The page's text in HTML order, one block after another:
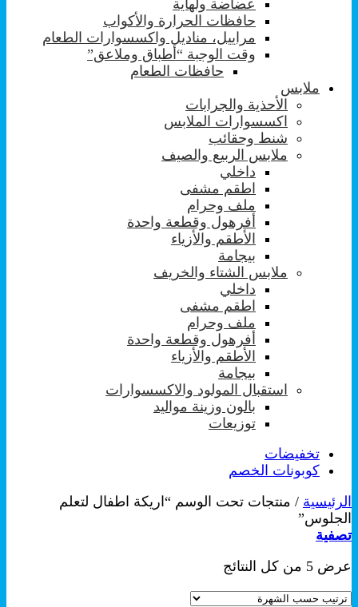
عضاضة ولهاية
حافظات الحرارة والأكواب
مراييل، مناديل واكسسوارات الطعام
وقت الوجبة “أطباق وملاعق”
حافظات الطعام
ملابس
الأحذية والجرابات
اكسسوارات الملابس
شنط وحقائب
ملابس الربيع والصيف
داخلي
اطقم مشفى
ملف وحرام
أفرهول وقطعة واحدة
الأطقم والأزياء
بيجامة
ملابس الشتاء والخريف
داخلي
اطقم مشفى
ملف وحرام
أفرهول وقطعة واحدة
الأطقم والأزياء
بيجامة
استقبال المولود والاكسسوارات
بالون وزينة مواليد
توزيعات
تخفيضات
كوبونات الخصم
الرئيسية / منتجات تحت الوسم “اريكة اطفال لتعلم
الجلوس”
تصفية
عرض ⁦5⁩ من كل النتائج
حسب